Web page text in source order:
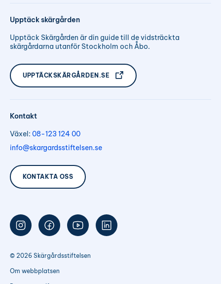
Upptäck skärgården
Upptäck Skärgården är din guide till de vidsträckta
skärgårdarna utanför Stockholm och Åbo.
UPPTÄCKSKÄRGÅRDEN.SE
Kontakt
Växel: 08-123 124 00
info@skargardsstiftelsen.se
KONTAKTA OSS
© 2026 Skärgårdsstiftelsen
Om webbplatsen
Följ
oss
på
Följ
oss
på
Följ
oss
på
Följ
oss
på